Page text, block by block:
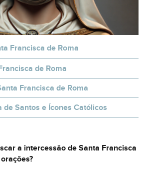
Francisca de Roma
de Roma
Francisca de Roma
de Santos e Ícones Católicos
a intercessão de Santa Francisca